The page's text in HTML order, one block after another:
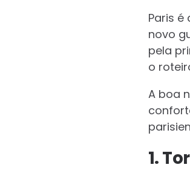
Paris
novo
pela
o
A boa
1.